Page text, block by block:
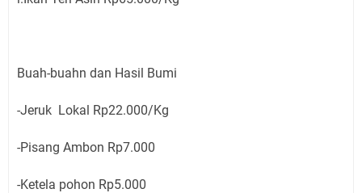
Buah-buahn dan Hasil Bumi
-Jeruk Lokal Rp22.000/Kg
-Pisang Ambon Rp7.000
-Ketela pohon Rp5.000